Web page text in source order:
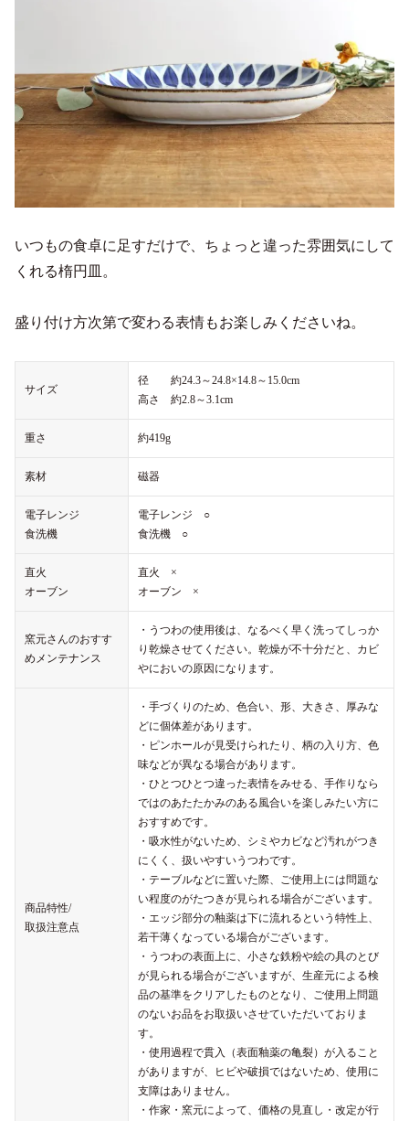
いつもの食卓に足すだけで、ちょっと違った雰囲気にして
くれる楕円皿。
盛り付け方次第で変わる表情もお楽しみくださいね。
サイズ
径 約24.3～24.8×14.8～15.0cm
高さ 約2.8～3.1cm
重さ 約419g
素材 磁器
電子レンジ
食洗機
電子レンジ ○
食洗機 ○
直火
オーブン
直火 ×
オーブン ×
窯元さんのおすす
めメンテナンス
・うつわの使用後は、なるべく早く洗ってしっか
り乾燥させてください。乾燥が不十分だと、カビ
やにおいの原因になります。
商品特性/
取扱注意点
・手づくりのため、色合い、形、大きさ、厚みな
どに個体差があります。
・ピンホールが見受けられたり、柄の入り方、色
味などが異なる場合があります。
・ひとつひとつ違った表情をみせる、手作りなら
ではのあたたかみのある風合いを楽しみたい方に
おすすめです。
・吸水性がないため、シミやカビなど汚れがつき
にくく、扱いやすいうつわです。
・テーブルなどに置いた際、ご使用上には問題な
い程度のがたつきが見られる場合がございます。
・エッジ部分の釉薬は下に流れるという特性上、
若干薄くなっている場合がございます。
・うつわの表面上に、小さな鉄粉や絵の具のとび
が見られる場合がございますが、生産元による検
品の基準をクリアしたものとなり、ご使用上問題
のないお品をお取扱いさせていただいておりま
す。
・使用過程で貫入（表面釉薬の亀裂）が入ること
がありますが、ヒビや破損ではないため、使用に
支障はありません。
・作家・窯元によって、価格の見直し・改定が行